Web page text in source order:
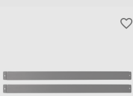
favorite_border